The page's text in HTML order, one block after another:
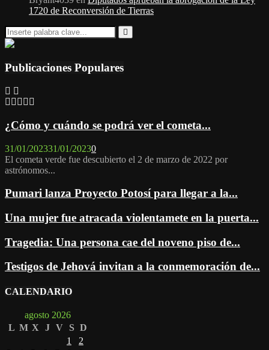
1720 de Reconversión de Tierras
Search
for:
Search
Publicaciones Populares
¿Cómo y cuándo se podrá ver el cometa...
31/01/202331/01/20230
El cometa verde fue descubierto el 2 de marzo de 2022 por
astrónomos...
Pumari lanza Proyecto Potosí para llegar a la...
Una mujer fue atracada violentamete en la puerta...
Tragedia: Una persona cae del noveno piso de...
Testigos de Jehová invitan a la conmemoración de...
CALENDARIO
agosto 2026
L M X J V S D
1
2